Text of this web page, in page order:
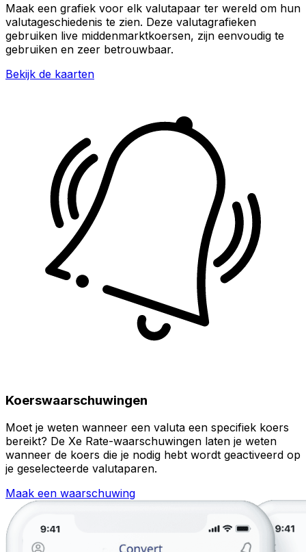
Maak een grafiek voor elk valutapaar ter wereld om hun
valutageschiedenis te zien. Deze valutagrafieken
gebruiken live middenmarktkoersen, zijn eenvoudig te
gebruiken en zeer betrouwbaar.
Bekijk de kaarten
Koerswaarschuwingen
Moet je weten wanneer een valuta een specifiek koers
bereikt? De Xe Rate-waarschuwingen laten je weten
wanneer de koers die je nodig hebt wordt geactiveerd op
je geselecteerde valutaparen.
Maak een waarschuwing